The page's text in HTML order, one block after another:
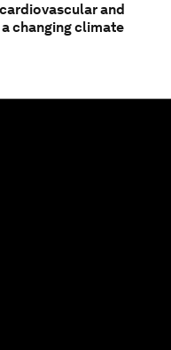
and
changing climate